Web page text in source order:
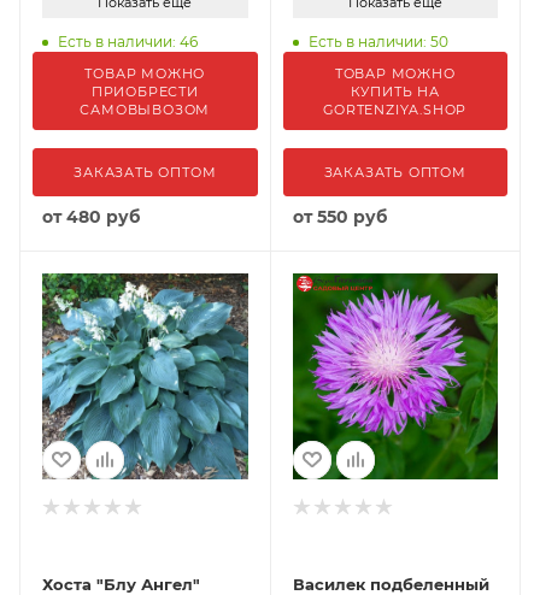
Есть в наличии: 46
ТОВАР МОЖНО
ПРИОБРЕСТИ
САМОВЫВОЗОМ
ЗАКАЗАТЬ ОПТОМ
от480 руб
Есть в наличии: 50
ТОВАР МОЖНО
КУПИТЬ НА
GORTENZIYA.SHOP
ЗАКАЗАТЬ ОПТОМ
от550 руб
Хоста "Блу Ангел" Василек подбеленный